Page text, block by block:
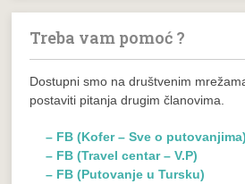
Treba vam pomoć ?
Dostupni smo na društvenim
postaviti pitanja drugim članovima.
– FB (Kofer – Sve o putovanjima)
– FB (Travel centar – V.P)
– FB (Putovanje u Tursku)